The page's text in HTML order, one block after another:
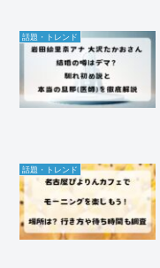
話題・トレンド
話題・トレンド